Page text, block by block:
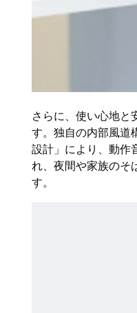
さらに、使い心地と
す。独自の内部風道
設計」により、動作
れ、夜間や家族のそ
す。